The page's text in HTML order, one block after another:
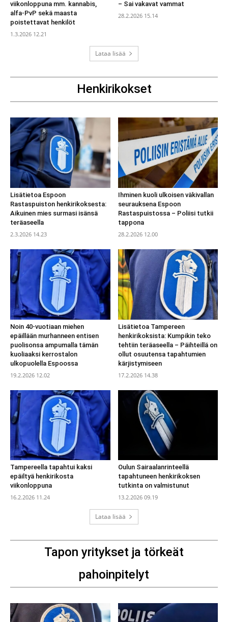
viikonloppuna mm. kannabis,
alfa-PvP sekä maasta
poistettavat henkilöt
1.3.2026 12.21
– Sai vakavat vammat
28.2.2026 15.14
Lataa lisää
Henkirikokset
Lisätietoa Espoon
Rastaspuiston henkirikoksesta:
Aikuinen mies surmasi isänsä
teräaseella
2.3.2026 14.23
Ihminen kuoli ulkoisen väkivallan
seurauksena Espoon
Rastaspuistossa – Poliisi tutkii
tappona
28.2.2026 12.00
Noin 40-vuotiaan miehen
epäillään murhanneen entisen
puolisonsa ampumalla tämän
kuoliaaksi kerrostalon
ulkopuolella Espoossa
19.2.2026 12.02
Lisätietoa Tampereen
henkirikoksista: Kumpikin teko
tehtiin teräaseella – Päihteillä on
ollut osuutensa tapahtumien
kärjistymiseen
17.2.2026 14.38
Tampereella tapahtui kaksi
epäiltyä henkirikosta
viikonloppuna
16.2.2026 11.24
Oulun Sairaalanrinteellä
tapahtuneen henkirikoksen
tutkinta on valmistunut
13.2.2026 09.19
Lataa lisää
Tapon yritykset ja törkeät
pahoinpitelyt